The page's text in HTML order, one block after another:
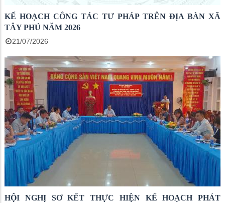
KẾ HOẠCH CÔNG TÁC TƯ PHÁP TRÊN ĐỊA BÀN XÃ
TÂY PHÚ NĂM 2026
21/07/2026
HỘI NGHỊ SƠ KẾT THỰC HIỆN KẾ HOẠCH PHÁT